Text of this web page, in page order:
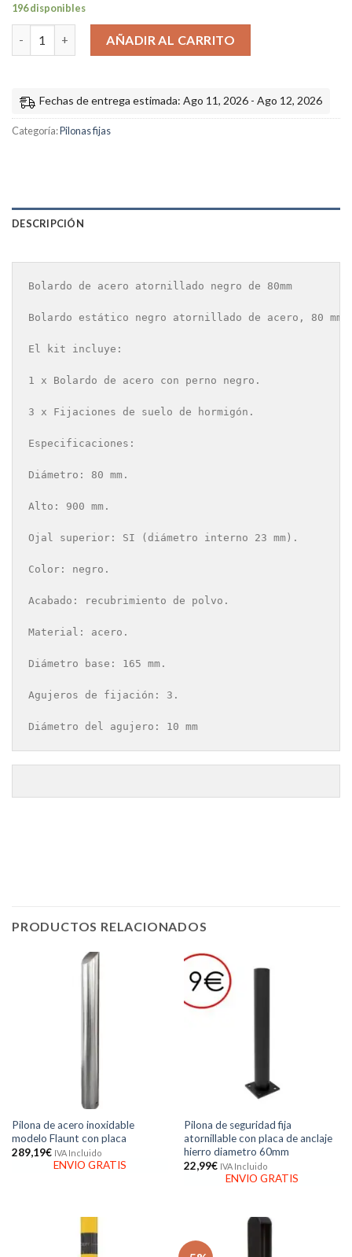
72,52€.
196 disponibles
pilona bolardo con argolla 80mm con placa cantidad
AÑADIR AL CARRITO
Fechas de entrega estimada: Ago 11, 2026 - Ago 12, 2026
Categoría:Pilonas fijas
DESCRIPCIÓN
Bolardo de acero atornillado negro de 80mm
Bolardo estático negro atornillado de acero, 80
El kit incluye:
1 x Bolardo de acero con perno negro.
3 x Fijaciones de suelo de hormigón.
Especificaciones:
Diámetro: 80 mm.
Alto: 900 mm.
Ojal superior: SI (diámetro interno 23 mm).
Color: negro.
Acabado: recubrimiento de polvo.
Material: acero.
Diámetro base: 165 mm.
Agujeros de fijación: 3.
Diámetro del agujero: 10 mm
PRODUCTOS RELACIONADOS
Pilona de acero inoxidable
modelo Flaunt con placa
289,19€ IVA Incluido
ENVIO GRATIS
Pilona de seguridad fija
atornillable con placa de anclaje
hierro diametro 60mm
22,99€ IVA Incluido
ENVIO GRATIS